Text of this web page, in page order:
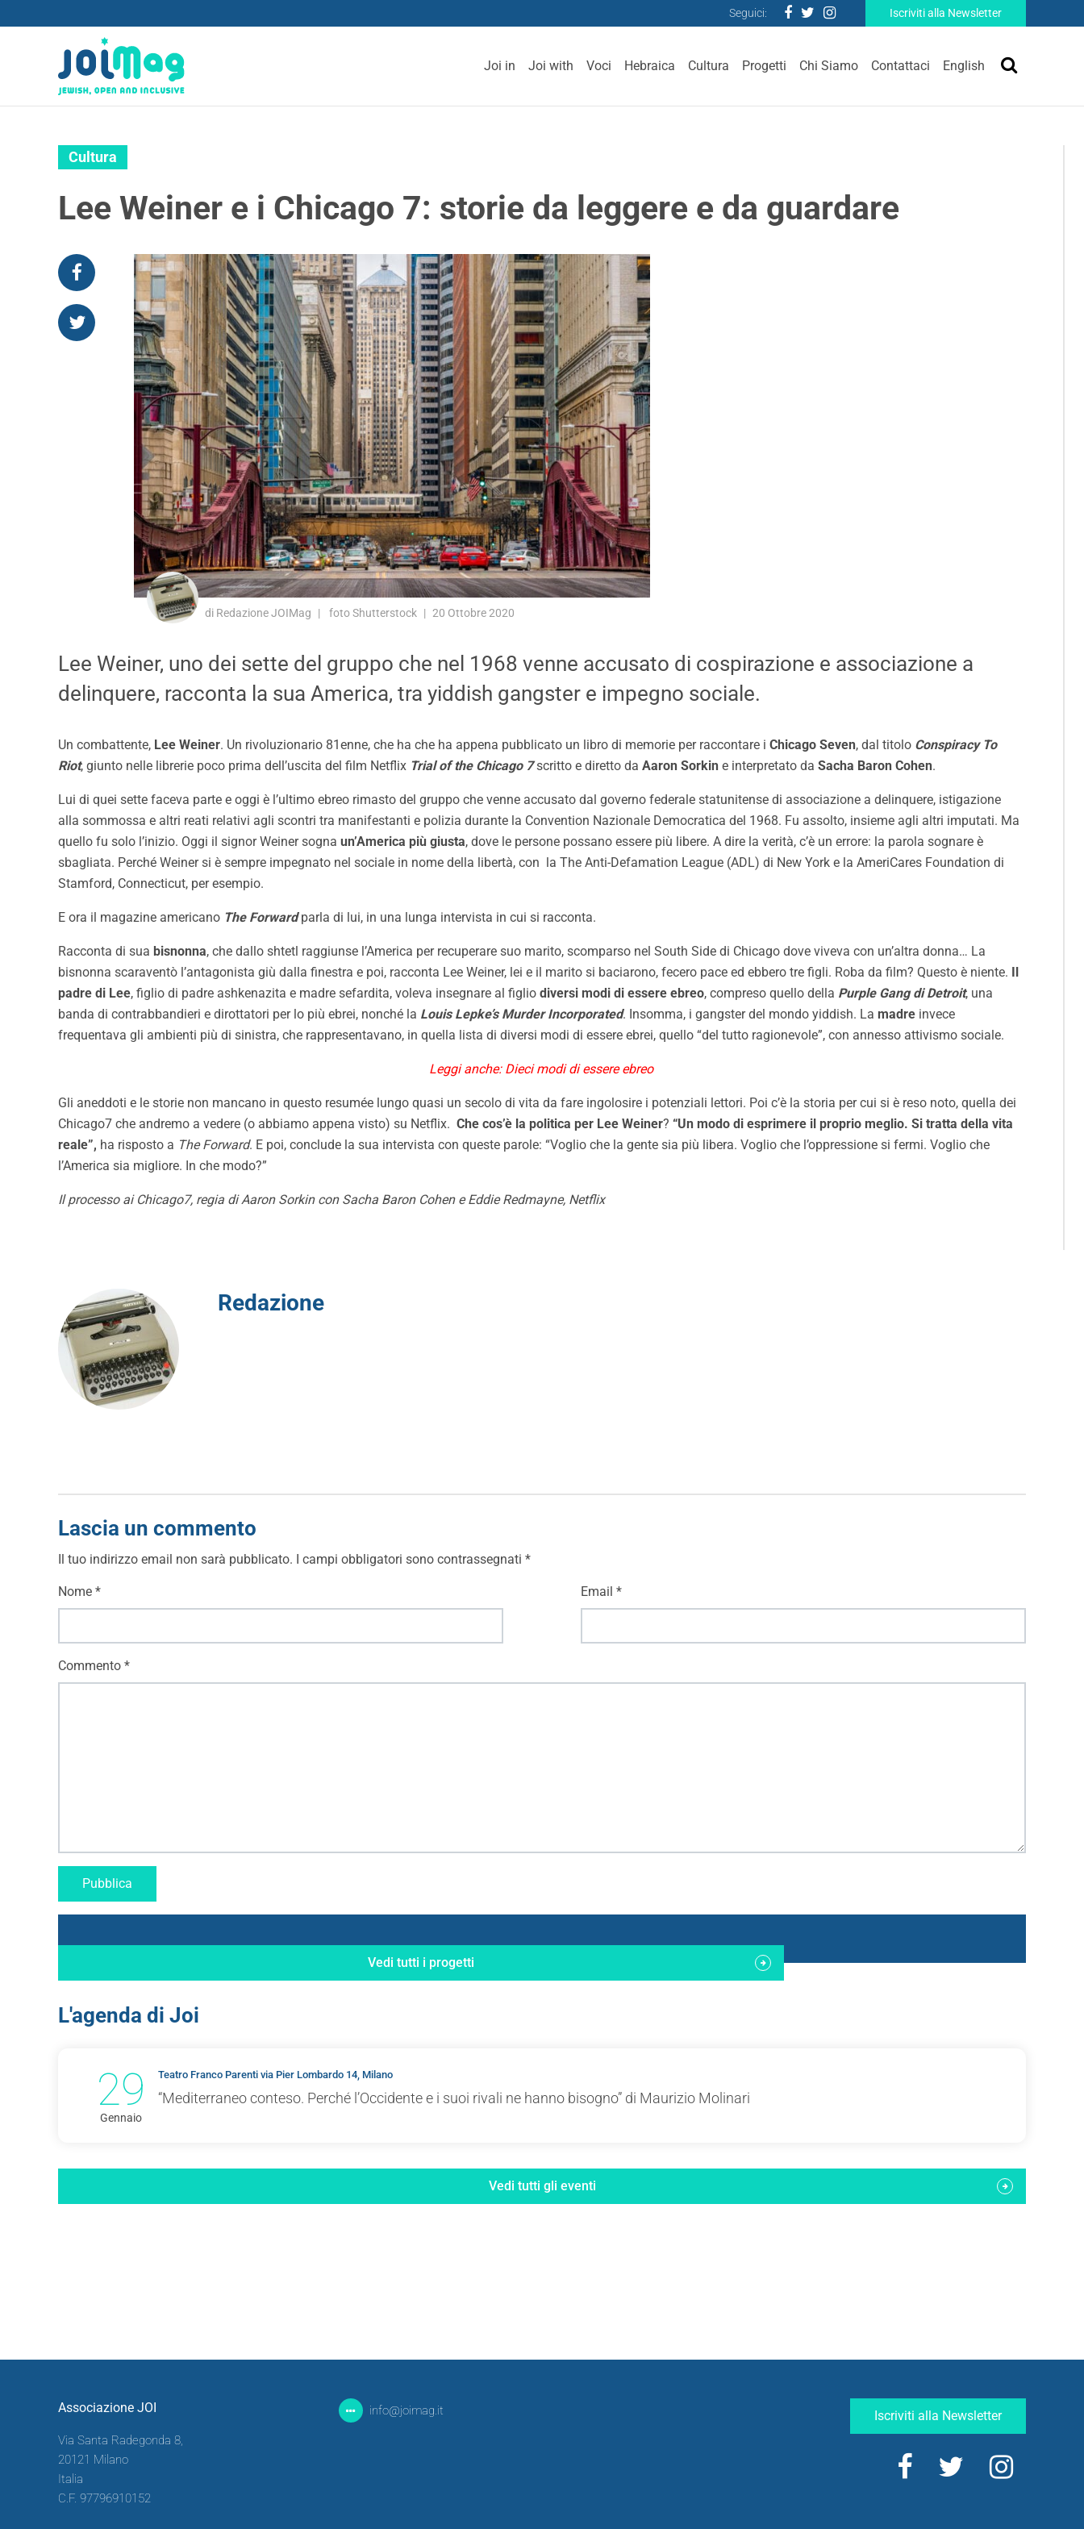
Seguici: Iscriviti alla Newsletter
Joi in Joi with Voci Hebraica Cultura Progetti Chi Siamo Contattaci English
Vedi tutti i progetti
L'agenda di Joi
29
Gennaio
Teatro Franco Parenti via Pier Lombardo 14, Milano
“Mediterraneo conteso. Perché l’Occidente e i suoi rivali ne hanno bisogno” di Maurizio Molinari
Vedi tutti gli eventi
Cultura
Lee Weiner e i Chicago 7: storie da leggere e da guardare
di Redazione JOIMag foto Shutterstock 20 Ottobre 2020
Lee Weiner, uno dei sette del gruppo che nel 1968 venne accusato di cospirazione e associazione a
delinquere, racconta la sua America, tra yiddish gangster e impegno sociale.
Un combattente, Lee Weiner. Un rivoluzionario 81enne, che ha che ha appena pubblicato un libro di memorie per raccontare i Chicago Seven, dal titolo Conspiracy To
Riot, giunto nelle librerie poco prima dell’uscita del film Netflix Trial of the Chicago 7scritto e diretto da Aaron Sorkin e interpretato da Sacha Baron Cohen.
Lui di quei sette faceva parte e oggi è l’ultimo ebreo rimasto del gruppo che venne accusato dal governo federale statunitense di associazione a delinquere, istigazione
alla sommossa e altri reati relativi agli scontri tra manifestanti e polizia durante la Convention Nazionale Democratica del 1968. Fu assolto, insieme agli altri imputati. Ma
quello fu solo l’inizio. Oggi il signor Weiner sogna un’America più giusta, dove le persone possano essere più libere. A dire la verità, c’è un errore: la parola sognare è
sbagliata. Perché Weiner si è sempre impegnato nel sociale in nome della libertà, con la The Anti-Defamation League (ADL) di New York e la AmeriCares Foundation di
Stamford, Connecticut, per esempio.
E ora il magazine americano The Forward parla di lui, in una lunga intervista in cui si racconta.
Racconta di sua bisnonna, che dallo shtetl raggiunse l’America per recuperare suo marito, scomparso nel South Side di Chicago dove viveva con un’altra donna… La
bisnonna scaraventò l’antagonista giù dalla finestra e poi, racconta Lee Weiner, lei e il marito si baciarono, fecero pace ed ebbero tre figli. Roba da film? Questo è niente.
padre di Lee, figlio di padre ashkenazita e madre sefardita, voleva insegnare al figlio diversi modi di essere ebreo, compreso quello della Purple Gang di Detroit, una
banda di contrabbandieri e dirottatori per lo più ebrei, nonché la Louis Lepke’s Murder Incorporated. Insomma, i gangster del mondo yiddish. La madre invece
frequentava gli ambienti più di sinistra, che rappresentavano, in quella lista di diversi modi di essere ebrei, quello “del tutto ragionevole”, con annesso attivismo sociale.
Leggi anche: Dieci modi di essere ebreo
Gli aneddoti e le storie non mancano in questo resumée lungo quasi un secolo di vita da fare ingolosire i potenziali lettori. Poi c’è la storia per cui si è reso noto, quella dei
Chicago7 che andremo a vedere (o abbiamo appena visto) su Netflix. Che cos’è la politica per Lee Weiner? “Un modo di esprimere il proprio meglio. Si tratta della vita
reale”, ha risposto a The Forward. E poi, conclude la sua intervista con queste parole: “Voglio che la gente sia più libera. Voglio che l’oppressione si fermi. Voglio che
l’America sia migliore. In che modo?”
Il processo ai Chicago7, regia di Aaron Sorkin con Sacha Baron Cohen e Eddie Redmayne, Netflix
Redazione
Lascia un commento
Il tuo indirizzo email non sarà pubblicato. I campi obbligatori sono contrassegnati *
Commento *
Nome * Email *
Associazione JOI
Via Santa Radegonda 8,
20121 Milano
Italia
C.F. 97796910152
info@joimag.it Iscriviti alla Newsletter